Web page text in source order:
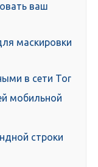
ваш
маскировки
в сети Tor
мобильной
строки